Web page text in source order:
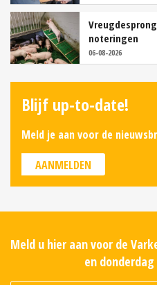
noteringen
06-08-2026
Blijf up-to-date!
Meld je aan voor de
AANMELDEN
Meld u hier aan voor de
en